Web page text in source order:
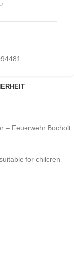
– Feuerwehr Bocholt
for children